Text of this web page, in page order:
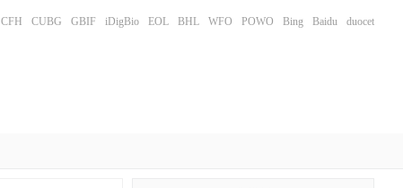
CFH CUBG GBIF iDigBio EOL BHL WFO POWO Bing Baidu duocet